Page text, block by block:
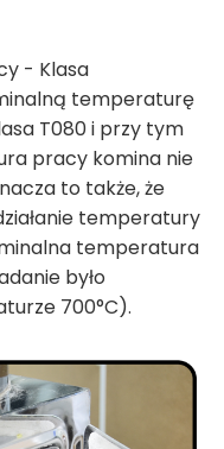
- Klasa
temperaturę
T080 i przy tym
pracy komina nie
to także, że
temperatury
temperatura
było
700°C).